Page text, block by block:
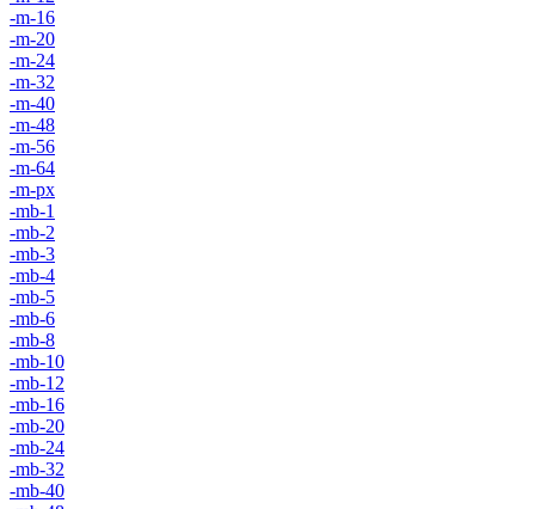
-m-16
-m-20
-m-24
-m-32
-m-40
-m-48
-m-56
-m-64
-m-px
-mb-1
-mb-2
-mb-3
-mb-4
-mb-5
-mb-6
-mb-8
-mb-10
-mb-12
-mb-16
-mb-20
-mb-24
-mb-32
-mb-40